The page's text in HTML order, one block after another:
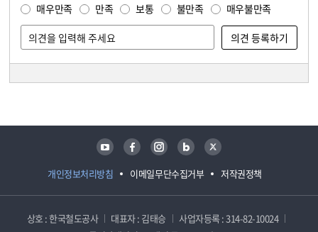
매우만족 만족 보통 불만족 매우불만족
개인정보처리방침 이메일무단수집거부 저작권정책
유튜브 페이스북 인스타그램 블로그 트위터
상호 : 한국철도공사 대표자 : 김태승
사업자등록 : 314-82-10024